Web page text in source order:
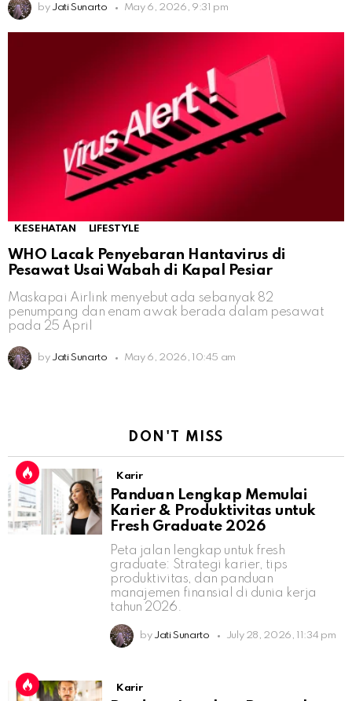
by Jati Sunarto May 6, 2026, 9:31 pm
KESEHATAN LIFESTYLE
WHO Lacak Penyebaran Hantavirus di
Pesawat Usai Wabah di Kapal Pesiar
Maskapai Airlink menyebut ada sebanyak 82
penumpang dan enam awak berada dalam pesawat
pada 25 April
by Jati Sunarto May 6, 2026, 10:45 am
DON'T MISS
Karir
Panduan Lengkap Memulai
Karier & Produktivitas untuk
Fresh Graduate 2026
Peta jalan lengkap untuk fresh
graduate: Strategi karier, tips
produktivitas, dan panduan
manajemen finansial di dunia kerja
tahun 2026.
by Jati Sunarto July 28, 2026, 11:34 pm
Karir